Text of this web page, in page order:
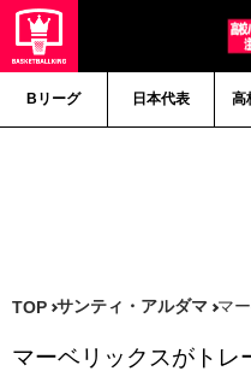
Bリーグ 日本代表 高
TOP サンティ・アルダマ マ
マーベリックスがトレ